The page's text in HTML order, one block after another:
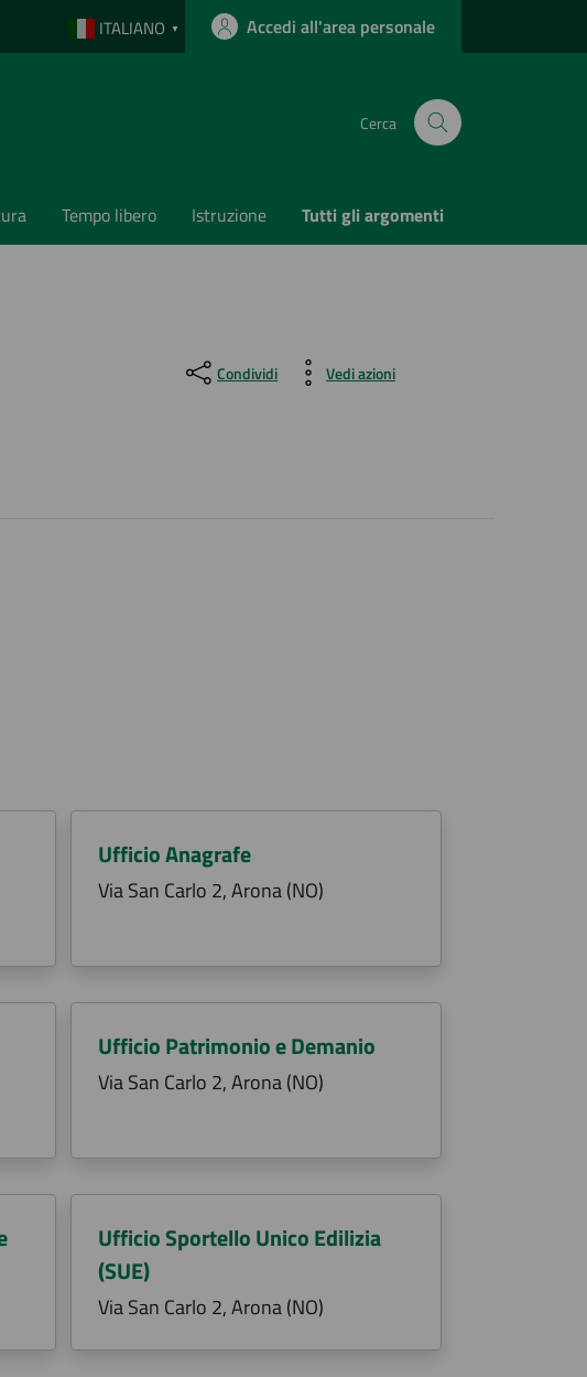
ITALIANO ▼ Accedi all'area personale
Cerca
Tempo libero Istruzione Tutti gli argomenti
Condividi Vedi azioni
Ufficio Anagrafe
Via San Carlo 2, Arona (NO)
Ufficio Patrimonio e Demanio
Via San Carlo 2, Arona (NO)
Ufficio Sportello Unico Edilizia
(SUE)
Via San Carlo 2, Arona (NO)